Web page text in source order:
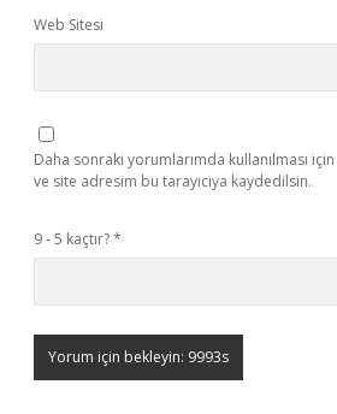
Web Sitesi
Daha sonraki yorumlarımda kullanılması
ve site adresim bu tarayıcıya kaydedilsin.
9 - 5 kaçtır?*